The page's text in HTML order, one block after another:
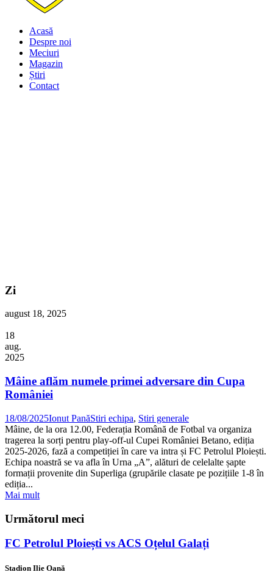
Acasă
Despre noi
Meciuri
Magazin
Știri
Contact
Zi
august 18, 2025
18
aug.
2025
Mâine aflăm numele primei adversare din Cupa
României
18/08/2025Ionut PanăStiri echipa, Stiri generale
Mâine, de la ora 12.00, Federația Română de Fotbal va organiza
tragerea la sorți pentru play-off-ul Cupei României Betano, ediția
2025-2026, fază a competiției în care va intra și FC Petrolul Ploiești.
Echipa noastră se va afla în Urna „A”, alături de celelalte șapte
formații provenite din Superliga (grupările clasate pe pozițiile 1-8 în
ediția...
Mai mult
Următorul meci
FC Petrolul Ploiești vs ACS Oțelul Galați
Stadion Ilie Oană